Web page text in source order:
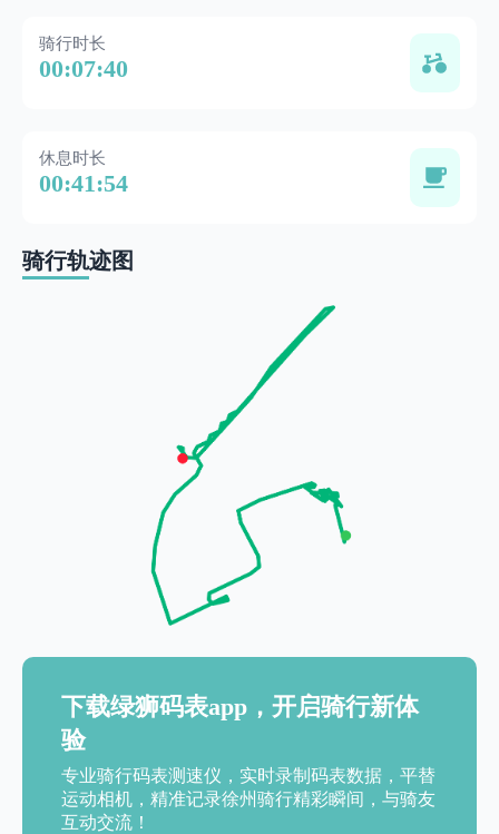
骑行时长
00:07:40
休息时长
00:41:54
骑行轨迹图
下载绿狮码表app，开启骑行新体
验
专业骑行码表测速仪，实时录制码表数据，平替
运动相机，精准记录徐州骑行精彩瞬间，与骑友
互动交流！